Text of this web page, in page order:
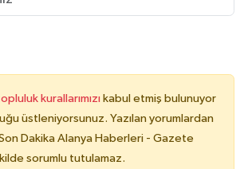
kurallarımızı kabul etmiş bulunuyor
üstleniyorsunuz. Yazılan yorumlardan
Dakika Alanya Haberleri - Gazete
sorumlu tutulamaz.